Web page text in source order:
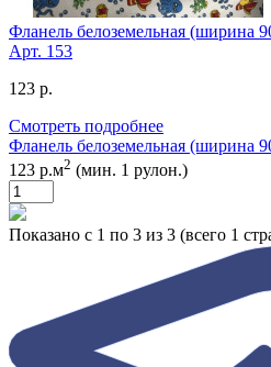
Фланель белоземельная (ширина
Арт. 153
123 р.
Смотреть подробнее
Фланель белоземельная (ширина
123 р.м2 (мин. 1 рулон.)
Показано с 1 по 3 из 3 (всего 1